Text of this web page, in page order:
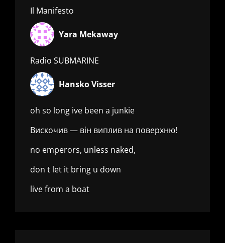
Il Manifesto
Yara Mekaway
Radio SUBMARINE
Hansko Visser
oh so long ive been a junkie
Вискочив — він виплив на поверхню!
no emperors, unless naked,
don t let it bring u down
live from a boat